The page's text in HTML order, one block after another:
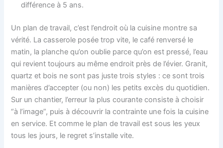
différence à 5 ans.
Un plan de travail, c’est l’endroit où la cuisine montre sa
vérité. La casserole posée trop vite, le café renversé le
matin, la planche qu’on oublie parce qu’on est pressé, l’eau
qui revient toujours au même endroit près de l’évier. Granit,
quartz et bois ne sont pas juste trois styles : ce sont trois
manières d’accepter (ou non) les petits excès du quotidien.
Sur un chantier, l’erreur la plus courante consiste à choisir
“à l’image”, puis à découvrir la contrainte une fois la cuisine
en service. Et comme le plan de travail est sous les yeux
tous les jours, le regret s’installe vite.